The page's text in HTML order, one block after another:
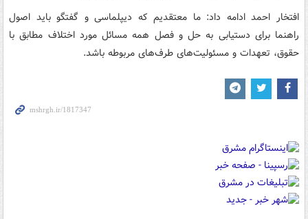
افتخار احمد ادامه داد: ما معتقدیم که دیپلماسی و گفتگو باید اصول
راهنما برای دستیابی به حل و فصل همه مسائل مورد اختلاف مطابق با
حقوق، تعهدات و مسئولیت‌های طرف‌های مربوطه باشد.